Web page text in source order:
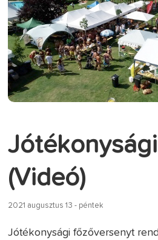
(Videó)
2021 augusztus 13 - péntek
Jótékonysági főzőversenyt